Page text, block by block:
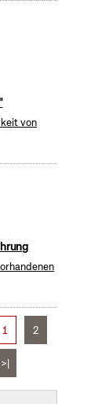
von
1 2
>|